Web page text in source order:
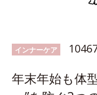
インナーケア
年末年始も体